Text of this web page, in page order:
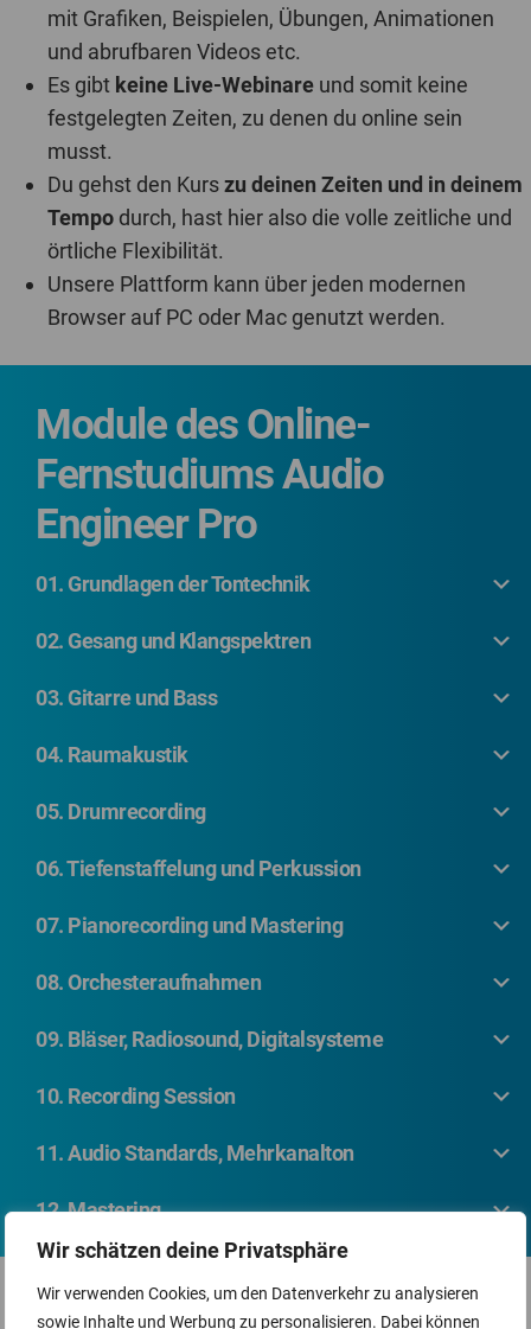
Wir schätzen deine Privatsphäre
Wir verwenden Cookies, um den Datenverkehr zu analysieren
sowie Inhalte und Werbung zu personalisieren. Dabei können
mit Grafiken, Beispielen, Übungen, Animationen
und abrufbaren Videos etc.
Es gibt keine Live-Webinare und somit keine
festgelegten Zeiten, zu denen du online sein
musst.
Du gehst den Kurszu deinen Zeiten und in deinem
Tempo durch, hast hier also die volle zeitliche und
örtliche Flexibilität.
Unsere Plattform kann über jeden modernen
Browser auf PC oder Mac genutzt werden.
Module des Online-
Fernstudiums Audio
Engineer Pro
01. Grundlagen der Tontechnik
02. Gesang und Klangspektren
03. Gitarre und Bass
04. Raumakustik
05. Drumrecording
06. Tiefenstaffelung und Perkussion
07. Pianorecording und Mastering
08. Orchesteraufnahmen
09. Bläser, Radiosound, Digitalsysteme
10. Recording Session
11. Audio Standards, Mehrkanalton
12. Mastering